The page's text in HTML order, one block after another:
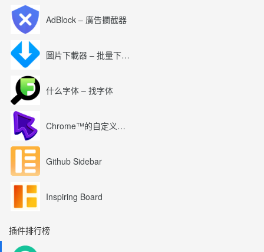
AdBlock – 廣告攔截器
圖片下載器 – 批量下載圖片
什么字体 – 找字体
Chrome™的自定义光标
Github Sidebar
Inspiring Board
插件排行榜